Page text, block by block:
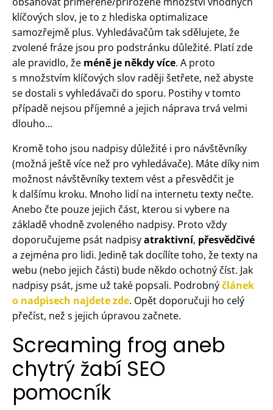
klíčových slov, je to z hlediska optimalizace
samozřejmě plus. Vyhledávačům tak sdělujete, že
zvolené fráze jsou pro podstránku důležité. Platí zde
ale pravidlo, že méně je někdy více. A proto
s množstvím klíčových slov raději šetřete, než abyste
se dostali s vyhledávači do sporu. Postihy v tomto
případě nejsou příjemné a jejich náprava trvá velmi
dlouho...
Kromě toho jsou nadpisy důležité i pro návštěvníky
(možná ještě více než pro vyhledávače). Máte díky nim
možnost návštěvníky textem vést a přesvědčit je
k dalšímu kroku. Mnoho lidí na internetu texty nečte.
Anebo čte pouze jejich část, kterou si vybere na
základě vhodně zvoleného nadpisy. Proto vždy
doporučujeme psát nadpisyatraktivní, přesvědčivé
a zejména pro lidi. Jedině tak docílíte toho, že texty na
webu (nebo jejich části) bude někdo ochotný číst. Jak
nadpisy psát, jsme už také popsali. Podrobnýčlánek
o nadpisech najdete zde. Opět doporučuji ho celý
přečíst, než s jejich úpravou začnete.
Screaming frog aneb
chytrý žabí SEO
pomocník